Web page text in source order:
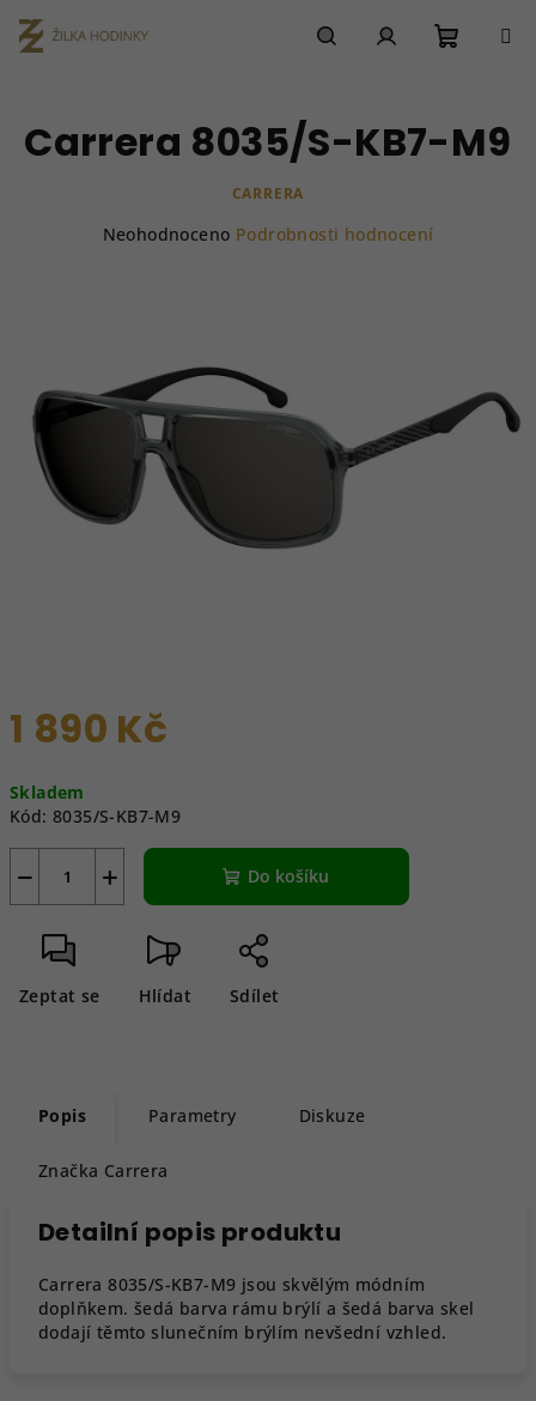
na
obsah
košík
1 890 Kč
cena:
Skladem
Kód: 8035/S-KB7-M9
+
− Do košíku
Zeptat se Hlídat Sdílet
Carrera 8035/S-KB7-M9
CARRERA
hvězdiček.
Neohodnoceno Podrobnosti hodnocení
Popis Parametry Diskuze
Značka Carrera
Detailní popis produktu
Carrera 8035/S-KB7-M9 jsou skvělým módním
doplňkem. šedá barva rámu brýlí a šedá barva skel
dodají těmto slunečním brýlím nevšední vzhled.